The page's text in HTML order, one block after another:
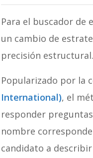
Para el buscador
un cambio de
precisión estructural.
Popularizado por la
International), el
responder
nombre
candidato a